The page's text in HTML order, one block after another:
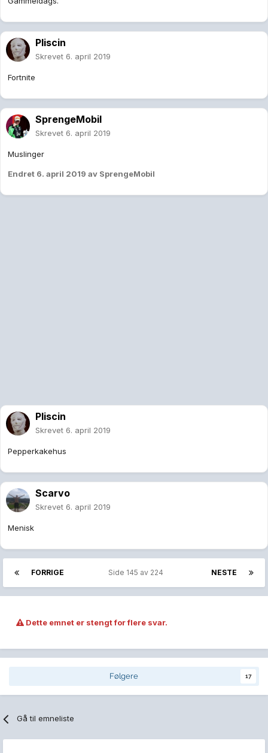
Pliscin
Skrevet 6. april 2019
Fortnite
SprengeMobil
Skrevet 6. april 2019
Muslinger
Endret 6. april 2019 av SprengeMobil
Pliscin
Skrevet 6. april 2019
Pepperkakehus
Scarvo
Skrevet 6. april 2019
Menisk
FORRIGE NESTE
Side 145 av 224
Dette emnet er stengt for flere svar.
Følgere 17
Gå til emneliste